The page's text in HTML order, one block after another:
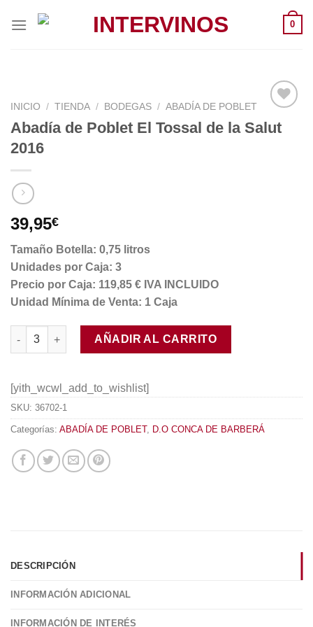
0
INICIO / TIENDA / BODEGAS / ABADÍA DE POBLET
Abadía de Poblet El Tossal de la Salut
2016
39,95€
Tamaño Botella: 0,75 litros
Unidades por Caja: 3
Precio por Caja: 119,85 € IVA INCLUIDO
Unidad Mínima de Venta: 1 Caja
Abadía de Poblet El Tossal de la Salut 2016 cantidad
AÑADIR AL CARRITO
[yith_wcwl_add_to_wishlist]
SKU: 36702-1
Categorías: ABADÍA DE POBLET, D.O CONCA DE BARBERÁ
DESCRIPCIÓN
INFORMACIÓN ADICIONAL
INFORMACIÓN DE INTERÉS